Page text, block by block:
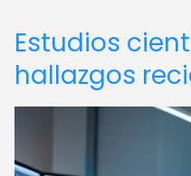
Estudios
hallazgos